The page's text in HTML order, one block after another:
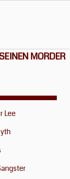
MORDER
Lee